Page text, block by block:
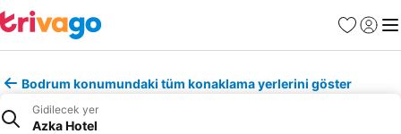
Favoriler
Giriş
Bodrum konumundaki tüm konaklama yerlerini göster
Gidilecek yer
Azka Hotel